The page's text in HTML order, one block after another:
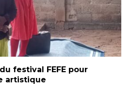
festival FEFE pour
artistique